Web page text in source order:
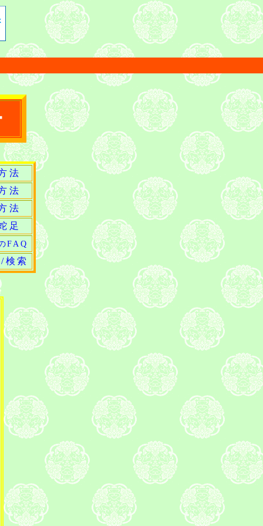
法
法
法
足
FAQ
検索